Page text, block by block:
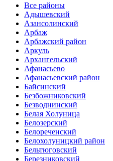
Все районы
Адышевский
Азансолинский
Арбаж
Арбажский район
Аркуль
Архангельский
Афанасьево
Афанасьевский район
Байсинский
Безбожниковский
Безводнинский
Белая Холуница
Белозерский
Белореченский
Белохолуницкий район
Бельтюговский
Березниковский